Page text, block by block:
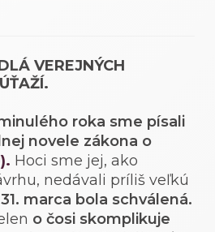
VEREJNÝCH
roka sme písali
novele zákona o
Hoci sme jej, ako
nedávali príliš veľkú
31. marca bola schválená.
o čosi skomplikuje